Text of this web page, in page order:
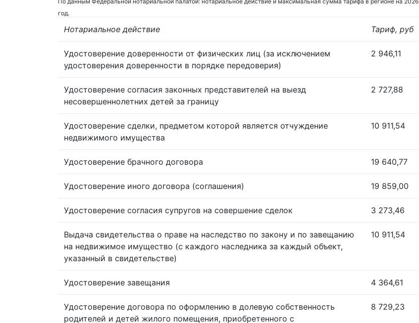
год.
Нотариальное действие Тариф, руб
Удостоверение доверенности от физических лиц (за исключением
удостоверения доверенности в порядке передоверия)
2 946,11
Удостоверение согласия законных представителей на выезд
несовершеннолетних детей за границу
2 727,88
Удостоверение сделки, предметом которой является отчуждение
недвижимого имущества
10 911,54
Удостоверение брачного договора 19 640,77
Удостоверение иного договора (соглашения) 19 859,00
Удостоверение согласия супругов на совершение сделок 3 273,46
Выдача свидетельства о праве на наследство по закону и по завещанию
на недвижимое имущество (с каждого наследника за каждый объект,
указанный в свидетельстве)
10 911,54
Удостоверение завещания 4 364,61
Удостоверение договора по оформлению в долевую собственность
родителей и детей жилого помещения, приобретенного с
8 729,23